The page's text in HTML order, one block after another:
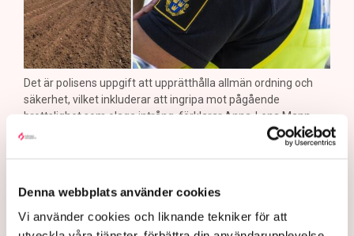
Denna webbplats använder cookies
Vi använder cookies och liknande tekniker för att
Det är polisens uppgift att upprätthålla allmän ordning och
säkerhet, vilket inkluderar att ingripa mot pågående
brottslighet som olaga intrång, förklarar Anna-Lena Mann,
polisinspektör vid kommunikationsavdelningen i region Väst.
Polisen tillbakavisar kritiken om brist
på agerande mot aktivistaktionerna vid